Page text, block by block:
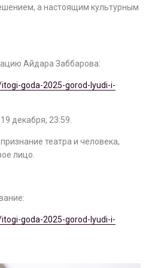
а настоящим культурным
Айдара Заббарова:
goda-2025-gorod-lyudi-i-
декабря, 23:59.
театра и человека,
лицо.
goda-2025-gorod-lyudi-i-